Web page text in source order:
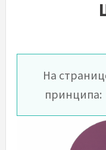
На
принципа: